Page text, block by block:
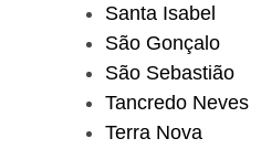
Santa Isabel
São Gonçalo
São Sebastião
Tancredo Neves
Terra Nova